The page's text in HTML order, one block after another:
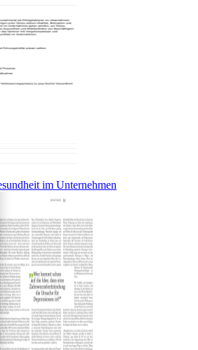
im Unternehmen